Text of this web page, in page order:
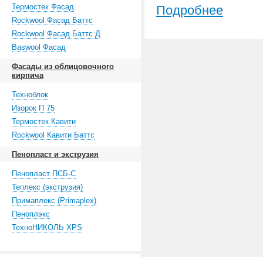
Термостек Фасад
Rockwool Фасад Баттс
Rockwool Фасад Баттс Д
Baswool Фасад
Фасады из облицовочного
кирпича
Техноблок
Изорок П 75
Термостек Кавити
Rockwool Кавити Баттс
Пенопласт и экструзия
Пенопласт ПСБ-С
Теплекс (экструзия)
Примаплекс (Primaplex)
Пеноплэкс
ТехноНИКОЛЬ XPS
Подробнее